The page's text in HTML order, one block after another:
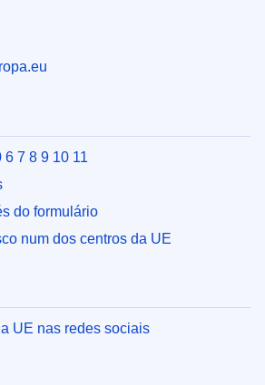
6 7 8 9 10 11
do formulário
num dos centros da UE
UE nas redes sociais